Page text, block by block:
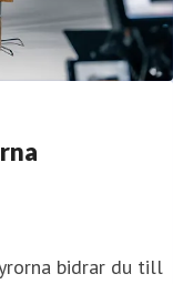
bidrar du till